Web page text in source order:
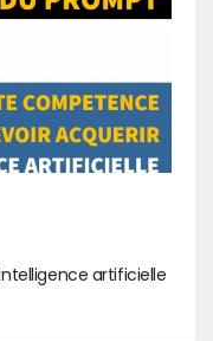
artificielle